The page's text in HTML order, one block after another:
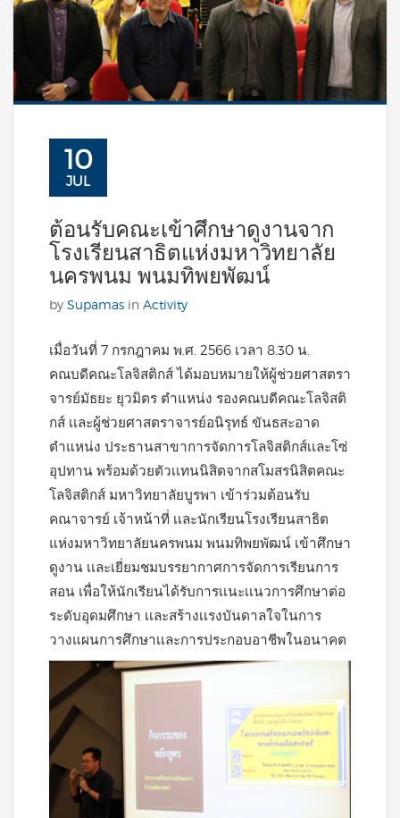
10
JUL
ต้อนรับคณะเข้าศึกษาดูงานจาก
โรงเรียนสาธิตแห่งมหาวิทยาลัย
นครพนม พนมทิพยพัฒน์
by Supamas in Activity
เมื่อวันที่ 7 กรกฎาคม พ.ศ. 2566 เวลา 8.30 น.
คณบดีคณะโลจิสติกส์ ได้มอบหมายให้ผู้ช่วยศาสตรา
จารย์มัธยะ ยุวมิตร ตำแหน่ง รองคณบดีคณะโลจิสติ
กส์ เเละผู้ช่วยศาสตราจารย์อนิรุทธ์ ขันธสะอาด
ตำแหน่ง ประธานสาขาการจัดการโลจิสติกส์เเละโซ่
อุปทาน พร้อมด้วยตัวเเทนนิสิตจากสโมสรนิสิตคณะ
โลจิสติกส์ มหาวิทยาลัยบูรพา เข้าร่วมต้อนรับ
คณาจารย์ เจ้าหน้าที่ เเละนักเรียนโรงเรียนสาธิต
แห่งมหาวิทยาลัยนครพนม พนมทิพยพัฒน์ เข้าศึกษา
ดูงาน เเละเยี่ยมชมบรรยากาศการจัดการเรียนการ
สอน เพื่อให้นักเรียนได้รับการเเนะเเนวการศึกษาต่อ
ระดับอุดมศึกษา เเละสร้างเเรงบันดาลใจในการ
วางแผนการศึกษาเเละการประกอบอาชีพในอนาคต